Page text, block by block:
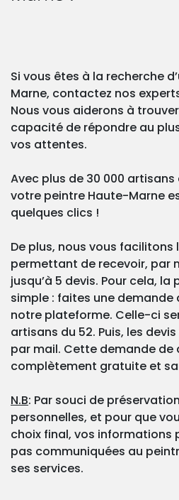
Si vous êtes à la recherche
Marne, contactez nos
Nous vous aiderons à
capacité de répondre au
vos attentes.
Avec plus de 30 000 artisans
votre peintre Haute-Marne
quelques clics !
De plus, nous vous facilitons
permettant de recevoir, par
jusqu’à 5 devis. Pour cela,
simple : faites une
notre plateforme. Celle-ci
artisans du 52. Puis, les
par mail. Cette demande de
complètement gratuite et
N.B: Par souci de
personnelles, et pour que
choix final, vos informations
pas communiquées au
ses services.